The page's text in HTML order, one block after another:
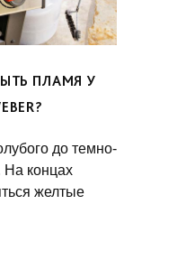
ПЛАМЯ У
до темно-
На концах
желтые